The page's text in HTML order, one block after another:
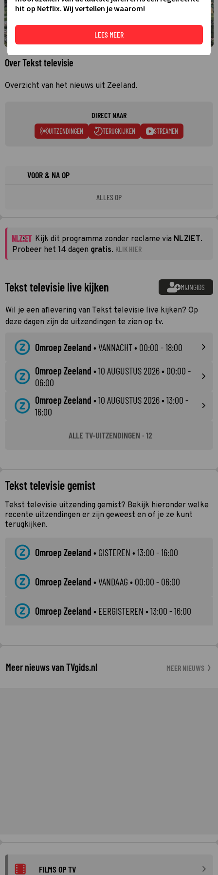
Over Tekst televisie
Overzicht van het nieuws uit Zeeland.
DIRECT NAAR
UITZENDINGEN TERUGKIJKEN STREAMEN
VOOR & NA OP
ALLES OP
Kijk dit programma zonder reclame via NLZIET.
Probeer het 14 dagen gratis. KLIK HIER
Tekst televisie live kijken MIJNGIDS
Wil je een aflevering van Tekst televisie live kijken? Op
deze dagen zijn de uitzendingen te zien op tv.
Omroep Zeeland •VANNACHT• 00:00 - 18:00
Omroep Zeeland •10 AUGUSTUS 2026• 00:00 -
06:00
Omroep Zeeland •10 AUGUSTUS 2026• 13:00 -
16:00
ALLE TV-UITZENDINGEN · 12
Tekst televisie gemist
Tekst televisie uitzending gemist? Bekijk hieronder welke
recente uitzendingen er zijn geweest en of je ze kunt
terugkijken.
Omroep Zeeland • GISTEREN • 13:00 - 16:00
Omroep Zeeland •VANDAAG • 00:00 - 06:00
Omroep Zeeland • EERGISTEREN • 13:00 - 16:00
Meer nieuws van TVgids.nl MEER NIEUWS
FILMS OP TV
hit op Netflix. Wij vertellen je waarom!
LEES MEER